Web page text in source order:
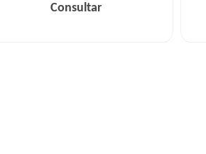
Consultar